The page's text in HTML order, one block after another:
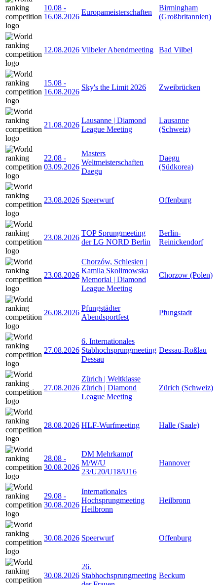
10.08 -
16.08.2026
Europameisterschaften
Birmingham
(Großbritannien)
12.08.2026 Vilbeler Abendmeeting Bad Vilbel
15.08 -
16.08.2026
Sky's the Limit 2026 Zweibrücken
21.08.2026
Lausanne | Diamond
League Meeting
Lausanne
(Schweiz)
22.08 -
03.09.2026
Masters
Weltmeisterschaften
Daegu
Daegu
(Südkorea)
23.08.2026 Speerwurf Offenburg
23.08.2026
TOP Sprungmeeting
der LG NORD Berlin
Berlin-
Reinickendorf
23.08.2026
Chorzów, Schlesien |
Kamila Skolimowska
Memorial | Diamond
League Meeting
Chorzow (Polen)
26.08.2026
Pfungstädter
Abendsportfest
Pfungstadt
27.08.2026
6. Internationales
Stabhochsprungmeeting
Dessau
Dessau-Roßlau
27.08.2026
Zürich | Weltklasse
Zürich | Diamond
League Meeting
Zürich (Schweiz)
28.08.2026 HLF-Wurfmeeting Halle (Saale)
28.08 -
30.08.2026
DM Mehrkampf
M/W/U
23/U20/U18/U16
Hannover
29.08 -
30.08.2026
Internationales
Hochsprungmeeting
Heilbronn
Heilbronn
30.08.2026 Speerwurf Offenburg
30.08.2026
26.
Stabhochsprungmeeting Beckum